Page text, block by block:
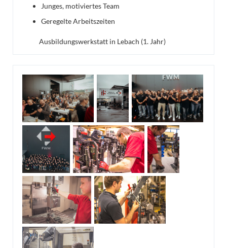
Junges, motiviertes Team
Geregelte Arbeitszeiten
Ausbildungswerkstatt in Lebach (1. Jahr)